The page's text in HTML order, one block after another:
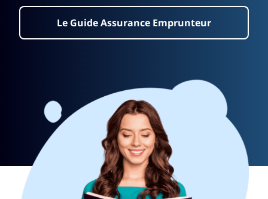
Le Guide Assurance Emprunteur